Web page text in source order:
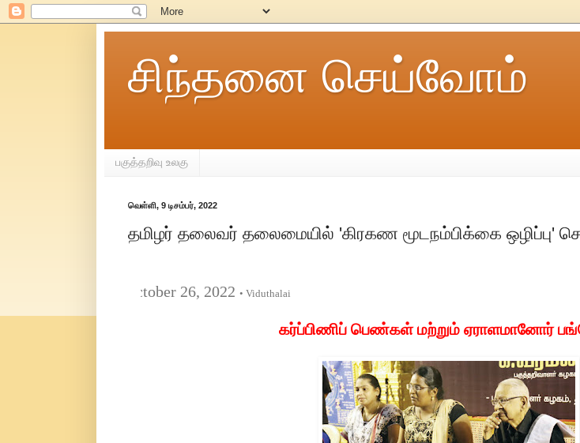
சிந்தனை செய்வோம்
பகுத்தறிவு உலகு
வெள்ளி, 9 டிசம்பர், 2022
தமிழர் தலைவர் தலைமையில் 'கிரகண மூடநம்பிக்கை ஒழிப்பு'
October 26, 2022 • Viduthalai
கர்ப்பிணிப் பெண்கள் மற்றும் ஏராளமானோர்